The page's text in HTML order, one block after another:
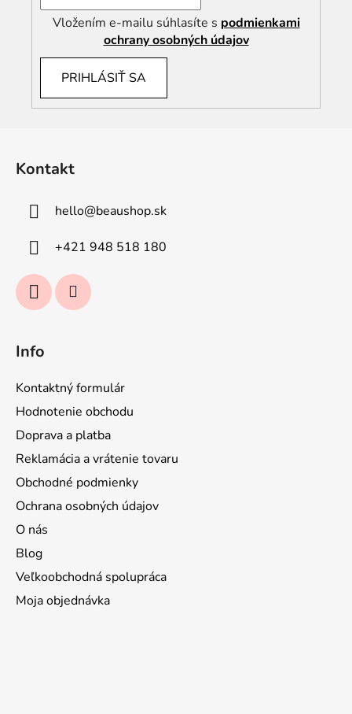
Vložením e-mailu súhlasíte s podmienkami
ochrany osobných údajov
PRIHLÁSIŤ SA
Kontakt
hello@beaushop.sk
+421 948 518 180
Info
Kontaktný formulár
Hodnotenie obchodu
Doprava a platba
Reklamácia a vrátenie tovaru
Obchodné podmienky
Ochrana osobných údajov
O nás
Blog
Veľkoobchodná spolupráca
Moja objednávka